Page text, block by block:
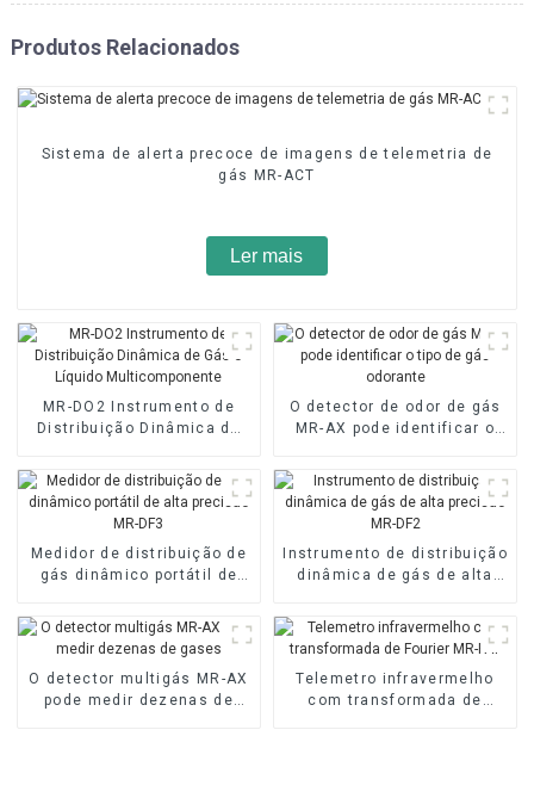
Produtos Relacionados
Sistema de alerta precoce de imagens de telemetria de
gás MR-ACT
Ler mais
MR-DO2 Instrumento de
Distribuição Dinâmica de
Multicomponente
O detector de odor de gás
MR-AX pode identificar o
Medidor de distribuição de
gás dinâmico portátil de
Instrumento de distribuição
dinâmica de gás de alta
O detector multigás MR-AX
pode medir dezenas de
Telemetro infravermelho
com transformada de